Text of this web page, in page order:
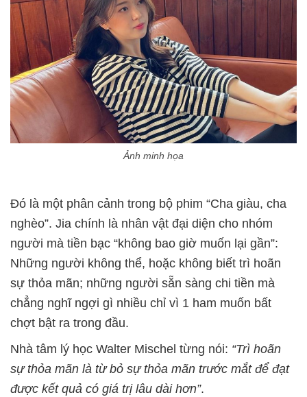
Ảnh minh họa
Đó là một phân cảnh trong bộ phim “Cha giàu, cha
nghèo”. Jia chính là nhân vật đại diện cho nhóm
người mà tiền bạc “không bao giờ muốn lại gần”:
Những người không thể, hoặc không biết trì hoãn
sự thỏa mãn; những người sẵn sàng chi tiền mà
chẳng nghĩ ngợi gì nhiều chỉ vì 1 ham muốn bất
chợt bật ra trong đầu.
Nhà tâm lý học Walter Mischel từng nói: “Trì hoãn
sự thỏa mãn là từ bỏ sự thỏa mãn trước mắt để đạt
được kết quả có giá trị lâu dài hơn”.